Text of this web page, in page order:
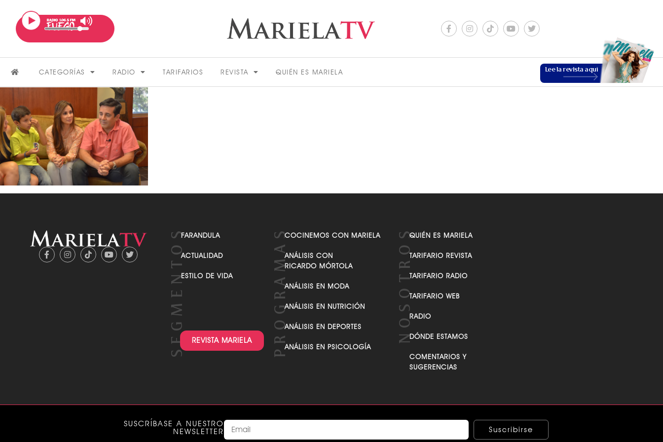
CATEGORÍAS RADIO TARIFARIOS REVISTA QUIÉN ES MARIELA Lee la revista aquí
FARÁNDULA
VER TODAS LAS CATEGORÍAS
FARANDULA
ACTUALIDAD
ESTILO DE VIDA
REVISTA MARIELA
COCINEMOS CON MARIELA
ANÁLISIS CON
RICARDO MÓRTOLA
ANÁLISIS EN MODA
ANÁLISIS EN NUTRICIÓN
ANÁLISIS EN DEPORTES
ANÁLISIS EN PSICOLOGÍA
QUIÉN ES MARIELA
TARIFARIO REVISTA
TARIFARIO RADIO
TARIFARIO WEB
RADIO
DÓNDE ESTAMOS
COMENTARIOS Y
SUGERENCIAS
SUSCRÍBASE A NUESTRO
NEWSLETTER
Suscribirse